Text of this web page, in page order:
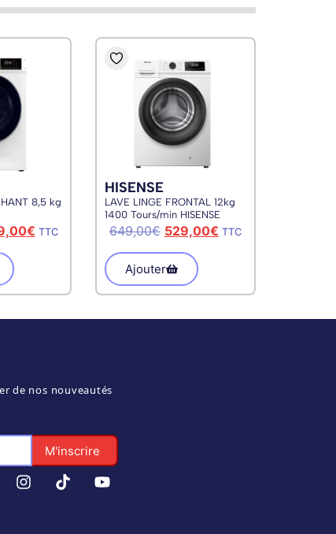
8,5 kg
€ TTC
HISENSE
LAVE LINGE FRONTAL 12kg
1400 Tours/min HISENSE
WFQA1214EVJM
649,00€ 529,00€ TTC
Ajouter
de nos nouveautés
M'inscrire